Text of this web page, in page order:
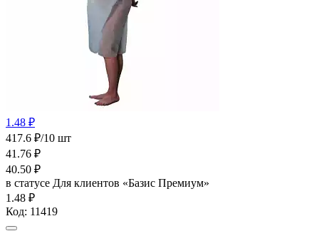
1.48 ₽
417.6 ₽/10 шт
41.76 ₽
40.50 ₽
в статусе Для клиентов «Базис Премиум»
1.48 ₽
Код: 11419